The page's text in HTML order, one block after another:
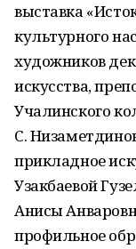
выставка
культурного
художников
искусства,
Учалинского
С.
прикладное
Узакбаевой
Анисы
профильное